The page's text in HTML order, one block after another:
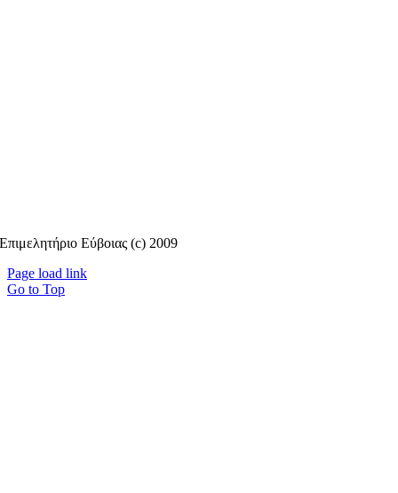
Επιμελητήριο Εύβοιας (c) 2009
Page load link
Go to Top